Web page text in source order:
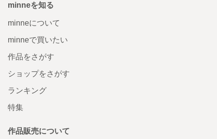
minneを知る
minneについて
minneで買いたい
作品をさがす
ショップをさがす
ランキング
特集
作品販売について